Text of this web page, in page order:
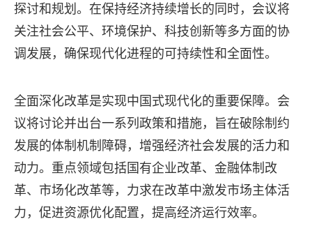
探讨和规划。在保持经济持续增长的同时，会议将
关注社会公平、环境保护、科技创新等多方面的协
调发展，确保现代化进程的可持续性和全面性。
全面深化改革是实现中国式现代化的重要保障。会
议将讨论并出台一系列政策和措施，旨在破除制约
发展的体制机制障碍，增强经济社会发展的活力和
动力。重点领域包括国有企业改革、金融体制改
革、市场化改革等，力求在改革中激发市场主体活
力，促进资源优化配置，提高经济运行效率。